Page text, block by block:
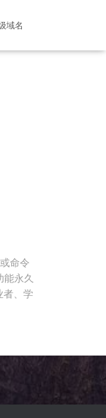
域名
命令
永久
者、学